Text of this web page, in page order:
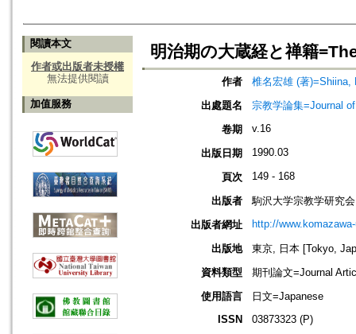
閱讀本文
作者或出版者未授權
無法提供閱讀
加值服務
明治期の大蔵経と禅籍
作者
椎名宏雄 (著)=Shiina,
出處題名
宗教学論集=Journal
卷期
v.16
出版日期 1990.03
頁次 149 - 168
出版者
駒沢大学宗教学研究会
出版者網址
http://
出版地
東京, 日本 [Tokyo,
資料類型
期刊論文=Journal
使用語言
日文=Japanese
ISSN
03873323 (P)